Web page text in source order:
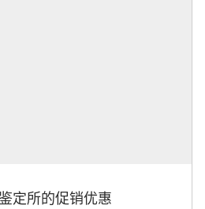
定所的促销优惠